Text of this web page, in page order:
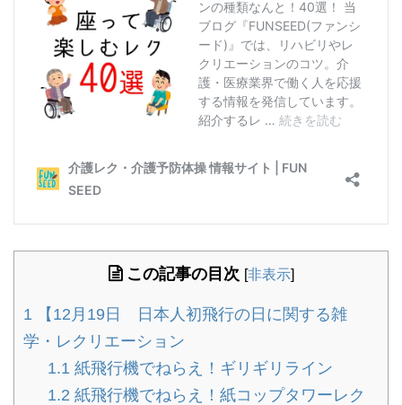
この記事の目次 [非表示]
1 【12月19日 日本人初飛行の日に関する雑
学・レクリエーション
1.1 紙飛行機でねらえ！ギリギリライン
1.2 紙飛行機でねらえ！紙コップタワーレク